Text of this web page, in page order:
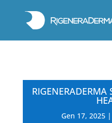
RIGENERADERMA
Gen 17, 2025|